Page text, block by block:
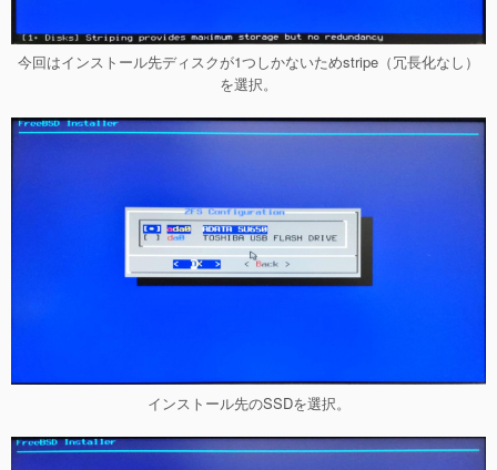
今回はインストール先ディスクが1つしかないためstripe（冗長化なし）
を選択。
インストール先のSSDを選択。